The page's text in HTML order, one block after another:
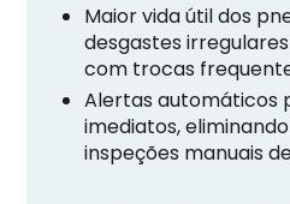
Maior vida útil dos
desgastes
com trocas
Alertas automáticos
imediatos,
inspeções manuais